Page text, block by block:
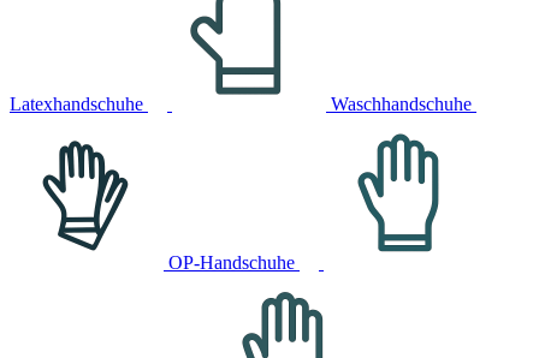
Latexhandschuhe Waschhandschuhe
OP-Handschuhe